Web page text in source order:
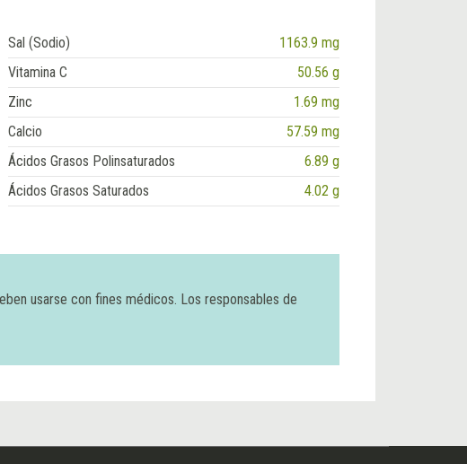
Sal (Sodio)
1163.9 mg
Vitamina C
50.56 g
Zinc
1.69 mg
Calcio
57.59 mg
Ácidos Grasos Polinsaturados
6.89 g
Ácidos Grasos Saturados
4.02 g
usarse con fines médicos. Los responsables de